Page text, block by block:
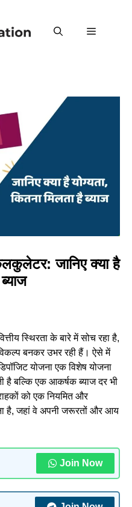
MENU
जानिए क्या है
स्थिरता के बारे में सोच रहा है,
बनकर उभर रही हैं। ऐसे में
योजना एक विशेष योजना
है बल्कि एक आकर्षक ब्याज दर भी
को एक नियमित और
है, जहां वे अपनी जरूरतों और आय
Join Now